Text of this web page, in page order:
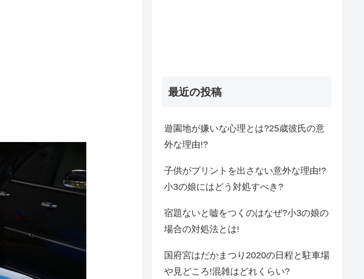
最近の投稿
遊園地が嫌いな心理とは?25歳彼氏の意
外な理由!?
子供がプリントを出さない意外な理由!?
小3の娘にはどう対処すべき?
宿題ないと嘘をつくのはなぜ?小3の娘の
場合の対処法とは!
国府宮はだかまつり2020の日程と駐車場
や見どころ!混雑はどれくらい?